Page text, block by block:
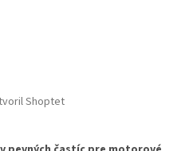
Shoptet